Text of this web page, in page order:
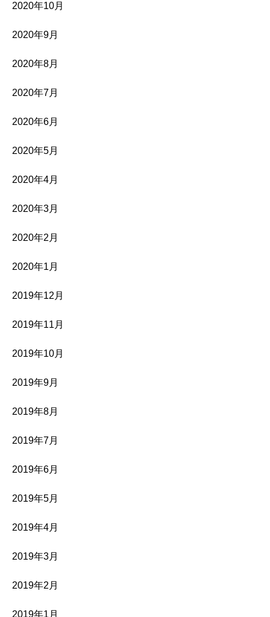
2020年10月
2020年9月
2020年8月
2020年7月
2020年6月
2020年5月
2020年4月
2020年3月
2020年2月
2020年1月
2019年12月
2019年11月
2019年10月
2019年9月
2019年8月
2019年7月
2019年6月
2019年5月
2019年4月
2019年3月
2019年2月
2019年1月